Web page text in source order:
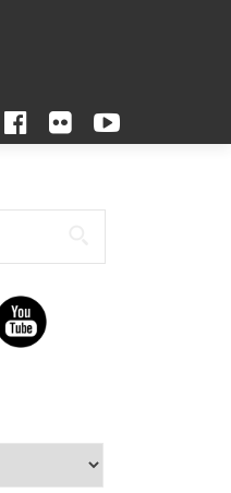
FACEBOOKFLICKRYOUTUBE